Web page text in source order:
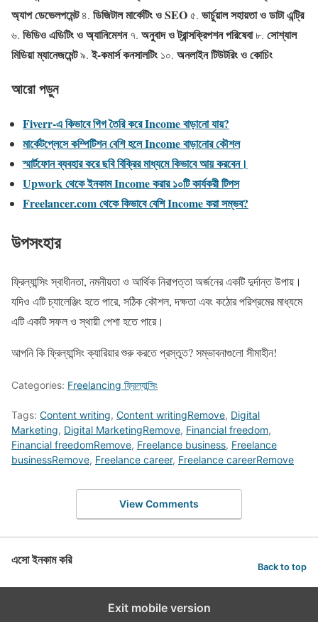
অ্যাপ ডেভেলপমেন্ট৪. ডিজিটাল মার্কেটিং ও SEO৫. ভার্চুয়াল সহায়তা ও ডাটা এন্ট্রি
৬. ভিডিও এডিটিং ও অ্যানিমেশন৭. অনুবাদ ও ট্রান্সক্রিপশন পরিষেবা৮. সোশ্যাল
মিডিয়া ম্যানেজমেন্ট৯.ই-কমার্স কনসালটিং১০. অনলাইন টিউটরিং ও কোচিং
আরো পড়ুন
Fiverr-এ কিভাবে গিগ তৈরি করে Income বাড়ানো যায়?
মার্কেটপ্লেসে কম্পিটিশন বেশি হলে Income বাড়ানোর কৌশল
স্মার্টফোন ব্যবহার করে ছবি বিক্রির মাধ্যমে কিভাবে আয় করবেন।
Upwork থেকে ইনকাম Income করার ১০টি কার্যকরী টিপস
Freelancer.com থেকে কিভাবে বেশি Income করা সম্ভব?
উপসংহার
ফ্রিল্যান্সিং স্বাধীনতা, নমনীয়তা ও আর্থিক নিরাপত্তা অর্জনের একটি দুর্দান্ত উপায়।
যদিও এটি চ্যালেঞ্জিং হতে পারে, সঠিক কৌশল, দক্ষতা এবং কঠোর পরিশ্রমের মাধ্যমে
এটি একটি সফল ও স্থায়ী পেশা হতে পারে।
আপনি কি ফ্রিল্যান্সিং ক্যারিয়ার শুরু করতে প্রস্তুত? সম্ভাবনাগুলো সীমাহীন!
Categories: Freelancing ফ্রিল্যান্সিং
Tags: Content writing, Content writingRemove, Digital
Marketing, Digital MarketingRemove, Financial freedom,
Financial freedomRemove, Freelance business, Freelance
businessRemove, Freelance career, Freelance careerRemove
View Comments
এসো ইনকাম করি Back to top
Exit mobile version